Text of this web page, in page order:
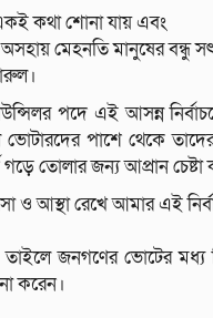
কথা শোনা যায় এবং
মেহনতি মানুষের বন্ধু সৎ
পদে এই আসন্ন
পাশে থেকে
তোলার জন্য আপ্রান চেষ্টা
আস্থা রেখে আমার এই
তাইলে জনগণের ভোটের
করেন।